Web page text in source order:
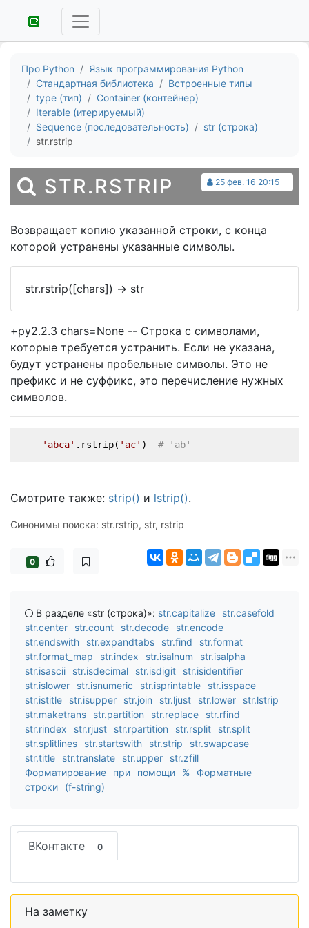
Про Python
Язык программирования Python
Стандартная библиотека
Встроенные типы
type (тип)
Container (контейнер)
Iterable (итерируемый)
Sequence (последовательность)
str (строка)
str.rstrip
25 фев. 16 20:15
STR.RSTRIP
Возвращает копию указанной строки, с конца
которой устранены указанные символы.
str.rstrip([chars]) -> str
+py2.2.3 chars=None -- Строка с символами,
которые требуется устранить. Если не указана,
будут устранены пробельные символы. Это не
префикс и не суффикс, это перечисление нужных
символов.
'abca' .rstrip( 'ac' ) # 'ab'
Смотрите также: strip() и lstrip().
Синонимы поиска: str.rstrip, str, rstrip
0
В разделе «str (строка)»: str.capitalize
str.casefold
str.center
str.count str.decode
str.encode
str.endswith
str.expandtabs str.find
str.format
str.format_map
str.index str.isalnum
str.isalpha
str.isascii
str.isdecimal str.isdigit
str.isidentifier
str.islower
str.isnumeric str.isprintable
str.isspace
str.istitle
str.isupper str.join str.ljust str.lower
str.lstrip
str.maketrans
str.partition str.replace
str.rfind
str.rindex
str.rjust str.rpartition str.rsplit
str.split
str.splitlines
str.startswith str.strip
str.swapcase
str.title
str.translate str.upper
str.zfill
Форматирование при помощи %
Форматные
строки (f-string)
ВКонтакте 0
На заметку